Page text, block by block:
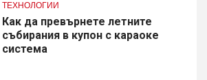
ТЕХНОЛОГИИ
Как да превърнете летните
събирания в купон с караоке
система